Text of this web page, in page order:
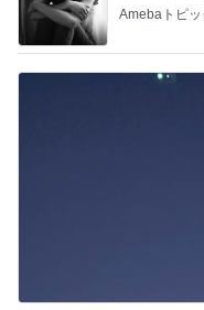
Amebaトピッ